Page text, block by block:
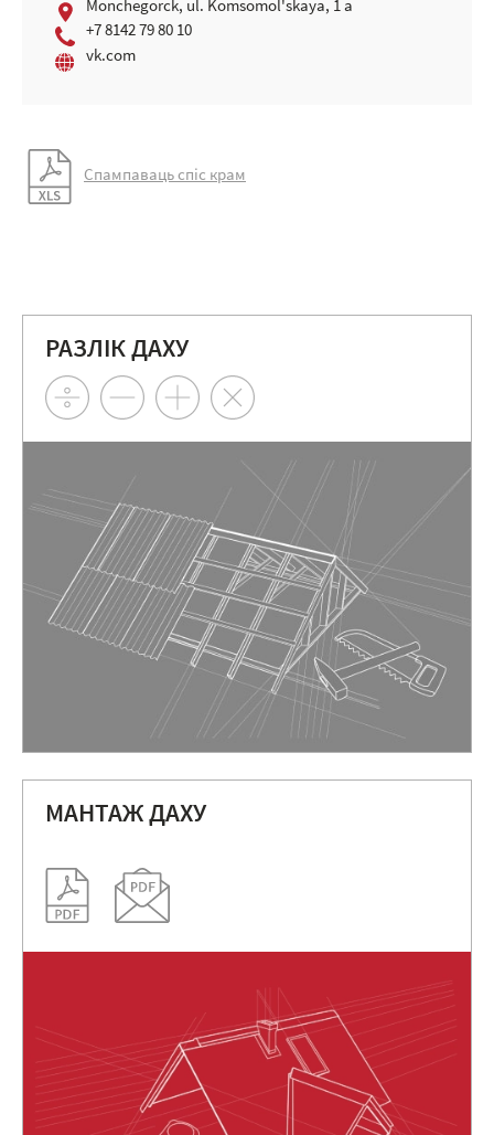
Mоnchegоrck, ul. Komsomol'skaya, 1 a
+7 8142 79 80 10
vk.com
Спампаваць спіс крам
РАЗЛІК ДАХУ
МАНТАЖ ДАХУ